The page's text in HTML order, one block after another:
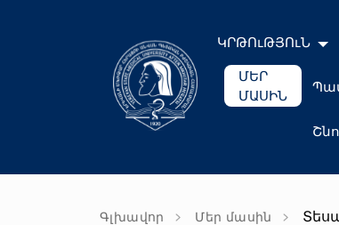
ԿՐԹՈւԹՅՈւՆ
ՄԵՐ
ՄԱՍԻՆ
Գլխավոր Մեր մասին